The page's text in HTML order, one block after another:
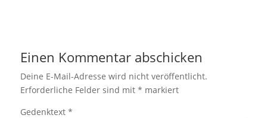
Einen Kommentar abschicken
Deine E-Mail-Adresse wird nicht veröffentlicht.
Erforderliche Felder sind mit * markiert
Gedenktext *